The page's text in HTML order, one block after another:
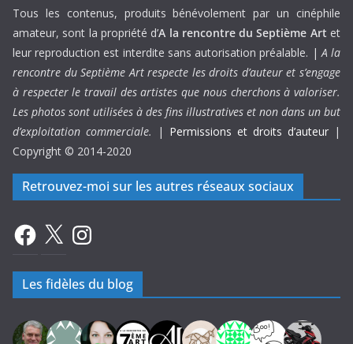
Tous les contenus, produits bénévolement par un cinéphile
amateur, sont la propriété d’A la rencontre du Septième Art et
leur reproduction est interdite sans autorisation préalable. |A la
rencontre du Septième Art respecte les droits d’auteur et s’engage
à respecter le travail des artistes que nous cherchons à valoriser.
Les photos sont utilisées à des fins illustratives et non dans un but
d’exploitation commerciale.
| Permissions et droits d’auteur |
Copyright © 2014-2020
Retrouvez-moi sur les autres réseaux sociaux
Facebook
X Instagram
Les fidèles du blog